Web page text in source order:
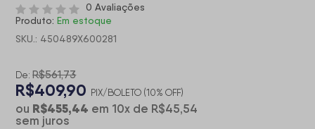
0 Avaliações
Produto: Em estoque
SKU.: 450489X600281
De: R$561,73
R$409,90 PIX/BOLETO (10% OFF)
ou R$455,44 em 10x de R$45,54
sem juros